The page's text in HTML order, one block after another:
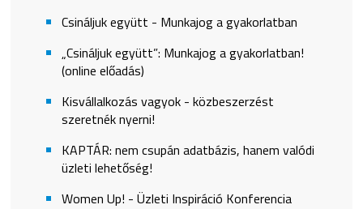
Csináljuk együtt - Munkajog a gyakorlatban
„Csináljuk együtt”: Munkajog a gyakorlatban!
(online előadás)
Kisvállalkozás vagyok - közbeszerzést
szeretnék nyerni!
KAPTÁR: nem csupán adatbázis, hanem valódi
üzleti lehetőség!
Women Up! - Üzleti Inspiráció Konferencia